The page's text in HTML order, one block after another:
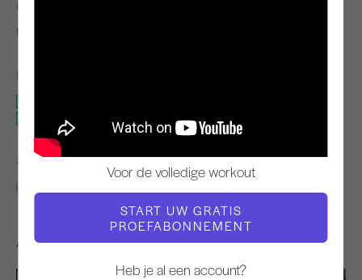
Voor de volledige workout
START UW GRATIS
PROEFABONNEMENT
Heb je al een account?
LERAAR
Fabien Menegon
BENODIGDE APPARATUUR
Reformer - Geen doos
ZOEK VERGELIJKBARE LESSEN VOOR
Andere workouts die je misschien leuk vindt